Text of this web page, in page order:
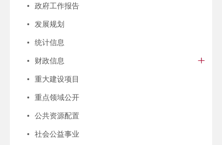
政府工作报告
发展规划
统计信息
财政信息
重大建设项目
重点领域公开
公共资源配置
社会公益事业